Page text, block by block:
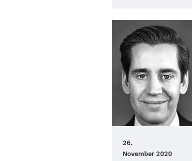
26.
Novem­ber 2020